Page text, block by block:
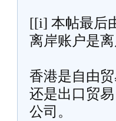
[[i] 本帖最后
离岸账户是
香港是自由
还是出口贸
公司 。